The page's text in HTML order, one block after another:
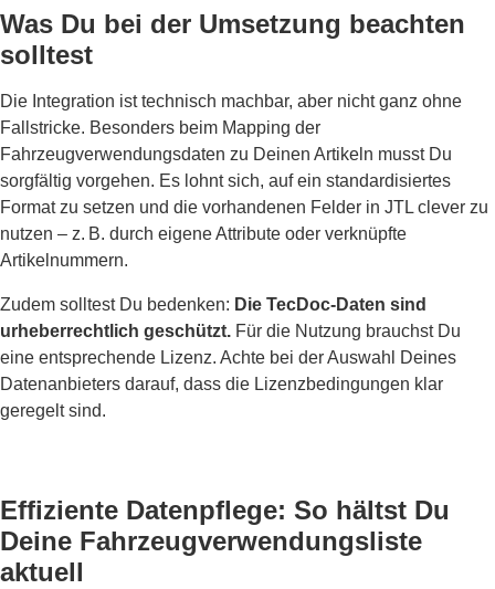
Was Du bei der Umsetzung beachten
solltest
Die Integration ist technisch machbar, aber nicht ganz ohne
Fallstricke. Besonders beim Mapping der
Fahrzeugverwendungsdaten zu Deinen Artikeln musst Du
sorgfältig vorgehen. Es lohnt sich, auf ein standardisiertes
Format zu setzen und die vorhandenen Felder in JTL clever zu
nutzen – z. B. durch eigene Attribute oder verknüpfte
Artikelnummern.
Zudem solltest Du bedenken: Die TecDoc-Daten sind
urheberrechtlich geschützt. Für die Nutzung brauchst Du
eine entsprechende Lizenz. Achte bei der Auswahl Deines
Datenanbieters darauf, dass die Lizenzbedingungen klar
geregelt sind.
Effiziente Datenpflege: So hältst Du
Deine Fahrzeugverwendungsliste
aktuell